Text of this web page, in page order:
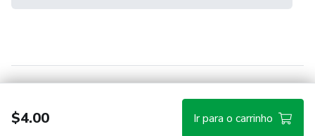
$4.00 Ir para o carrinho